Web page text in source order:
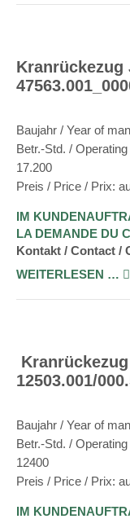
Kranrückezug
Baujahr / Year of
Betr.-Std. /
17.200
Preis / Price / Prix:
IM
LA DEMANDE DU
Kontakt / Contact /
WEITERLESEN …
12503.001/
Baujahr / Year of
Betr.-Std. /
12400
Preis / Price / Prix:
IM